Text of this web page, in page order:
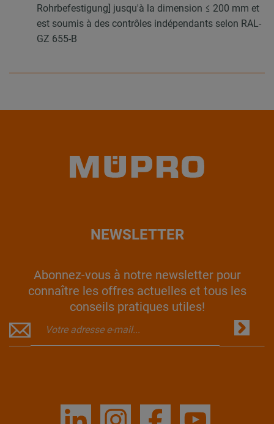
Rohrbefestigung] jusqu'à la dimension ≤ 200 mm et
est soumis à des contrôles indépendants selon RAL-
GZ 655-B
NEWSLETTER
Abonnez-vous à notre newsletter pour
connaître les offres actuelles et tous les
conseils pratiques utiles!